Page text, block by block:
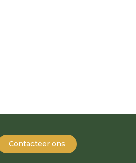
Contacteer ons